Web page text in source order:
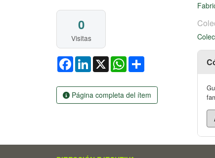
0
Visitas
FacebookLinkedIn
X WhatsApp
Página completa del ítem